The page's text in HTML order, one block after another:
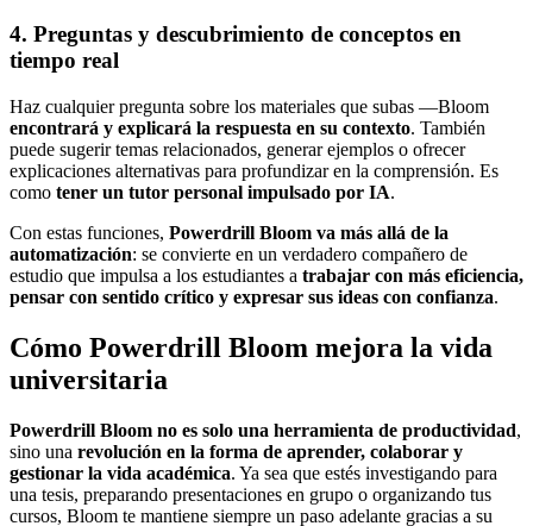
4. Preguntas y descubrimiento de conceptos en
tiempo real
Haz cualquier pregunta sobre los materiales que subas —Bloom
encontrará y explicará la respuesta en su contexto. También
puede sugerir temas relacionados, generar ejemplos o ofrecer
explicaciones alternativas para profundizar en la comprensión. Es
como tener un tutor personal impulsado por IA.
Con estas funciones, Powerdrill Bloom va más allá de la
automatización: se convierte en un verdadero compañero de
estudio que impulsa a los estudiantes a trabajar con más eficiencia,
pensar con sentido crítico y expresar sus ideas con confianza.
Cómo Powerdrill Bloom mejora la vida
universitaria
Powerdrill Bloom no es solo una herramienta de productividad,
sino una revolución en la forma de aprender, colaborar y
gestionar la vida académica. Ya sea que estés investigando para
una tesis, preparando presentaciones en grupo o organizando tus
cursos, Bloom te mantiene siempre un paso adelante gracias a su